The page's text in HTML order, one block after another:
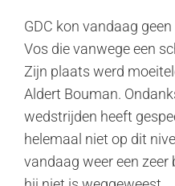
GDC kon vandaag
Vos die vanwege een
Zijn plaats werd
Aldert Bouman.
wedstrijden heeft
helemaal niet op dit
vandaag weer een